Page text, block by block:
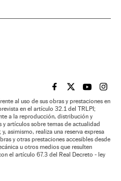
EL PAÍS BRASIL EN
EL PAÍSEL PAÍS
EL
al uso de sus obras y prestaciones en
en el artículo 32.1 del TRLPI;
a la reproducción, distribución y
artículos sobre temas de actualidad
asimismo, realiza una reserva expresa
y otras prestaciones accesibles desde
u otros medios que resulten
el artículo 67.3 del Real Decreto - ley